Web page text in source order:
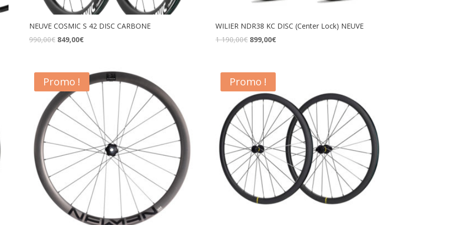
NEUVE COSMIC S 42 DISC CARBONE
990,00€ 849,00€
WILIER NDR38 KC DISC (Center Lock) NEUVE
1 190,00€ 899,00€
Promo ! Promo !